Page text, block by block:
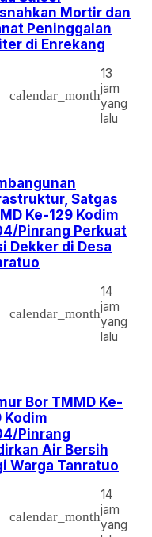
Mortir dan
Peninggalan
di Enrekang
calendar_month
13
jam
yang
lalu
Satgas
Ke-129 Kodim
Pinrang Perkuat
Dekker di Desa
calendar_month
14
jam
yang
lalu
Bor TMMD Ke-
Kodim
Pinrang
Air Bersih
Warga Tanratuo
calendar_month
14
jam
yang